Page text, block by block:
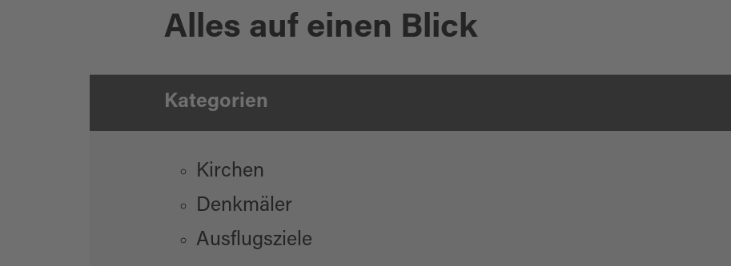
Alles auf einen Blick
Kategorien
Kirchen
Denkmäler
Ausflugsziele